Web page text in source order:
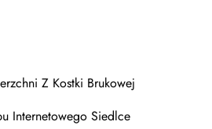
Z Kostki Brukowej
Internetowego Siedlce